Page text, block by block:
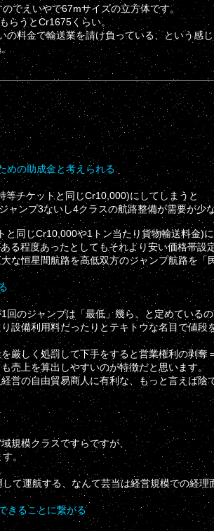
でえいやで67mサイズの立方体です。
らうとCr1675くらい。
料金で輸送業を請け負っている、という感
めの助成金と考えられる
チケットと同じCr10,000)にしてしまうと
ンプ3ないし4クラスの航路整備が需要が
同じCr10,000や1トン当たり貨物輸送料金)
程度あったとしてもそれより安い価格帯
恒星間航路を高低双方のジャンプ航路を
のジャンプは「最低」幾ら、と定めている
備利用料だったりとテキトウな名目で値段
しく処罰して下手をすると営業権利の剥奪
売上を算出しやすいのが特徴だと思います。
の自由貿易商人に有利な、もっと言えば陰
規模クラスですらですが、
す。
て運航する、なんて芸当は経営規模での経
きることに繋がる